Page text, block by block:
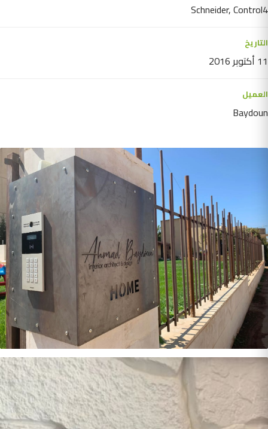
Schneider, Control4
التاريخ
11 أكتوبر 2016
العميل
Baydoun